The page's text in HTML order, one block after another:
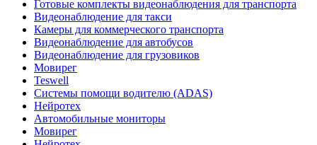
Готовые комплекты видеонаблюдения для транспорта
Видеонаблюдение для такси
Камеры для коммерческого транспорта
Видеонаблюдение для автобусов
Видеонаблюдение для грузовиков
Мовирег
Teswell
Системы помощи водителю (ADAS)
Нейротех
Автомобильные мониторы
Мовирег